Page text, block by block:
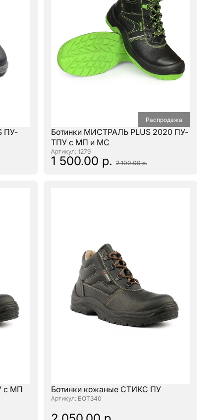
ПУ-
Распродажа
Ботинки МИСТРАЛЬ PLUS 2020 ПУ-
ТПУ с МП и МС
: 1279
1 500.00 р. 2 100.00 р.
с МП Ботинки кожаные СТИКС ПУ
: БОТ340